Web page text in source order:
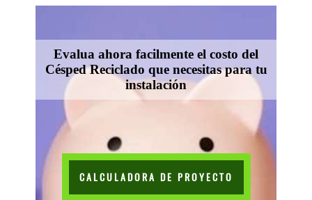
Evalua ahora facilmente el costo del
Césped Reciclado que necesitas para tu
instalación
CALCULADORA DE PROYECTO